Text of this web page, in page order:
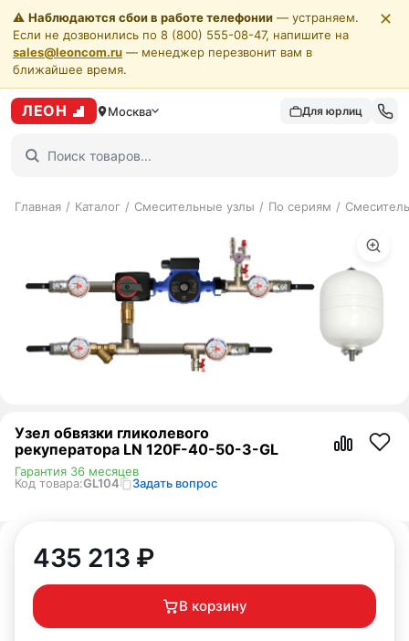
⚠️ Наблюдаются сбои в работе телефонии — устраняем.
Если не дозвонились по 8 (800) 555-08-47, напишите на
sales@leoncom.ru — менеджер перезвонит вам в
ближайшее время.
✕
ЛЕОН Москва Для юрлиц
Главная / Каталог / Смесительные узлы / По сериям /
Узел обвязки гликолевого
рекуператора LN 120F-40-50-3-GL
Код товара:GL104 Задать вопрос
Гарантия 36 месяцев
435 213 ₽
В корзину